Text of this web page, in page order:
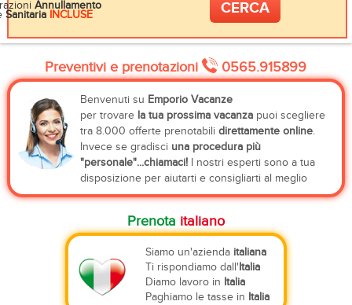
Annullamento
Sanitaria INCLUSE
Preventivi e prenotazioni 0565.915899
Benvenuti su Emporio Vacanze
per trovare la tua prossima vacanzapuoi scegliere
tra 8.000 offerte prenotabili direttamente online.
Invece se gradisci una procedura più
"personale"...chiamaci!I nostri esperti sono a tua
disposizione per aiutarti e consigliarti al meglio
Prenota italiano
Siamo un'azienda italiana
Ti rispondiamo dall'Italia
Diamo lavoro in Italia
Paghiamo le tasse in Italia